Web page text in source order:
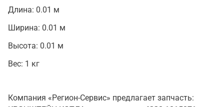
Длина: 0.01 м
Ширина: 0.01 м
Высота: 0.01 м
Вес: 1 кг
Компания «Регион-Сервис» предлагает запчасть: